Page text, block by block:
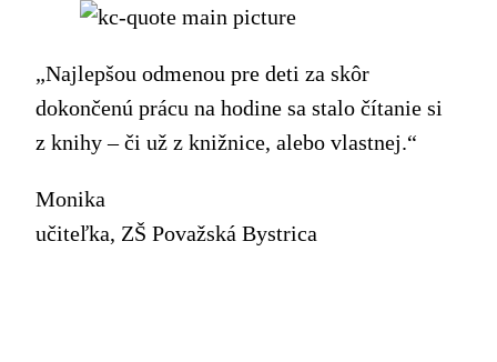
„Najlepšou odmenou pre deti za skôr
dokončenú prácu na hodine sa stalo čítanie si
z knihy – či už z knižnice, alebo vlastnej.“
Monika
učiteľka, ZŠ Považská Bystrica